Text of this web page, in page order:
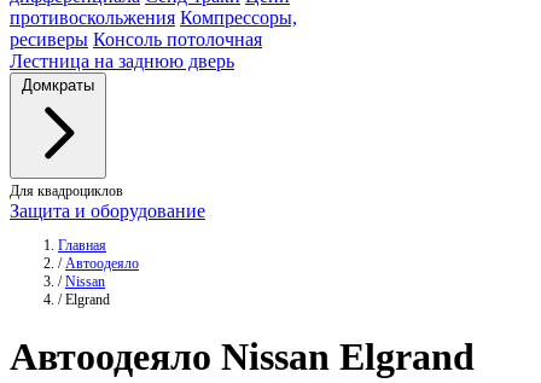
противоскольжения Компрессоры,
ресиверы Консоль потолочная
Лестница на заднюю дверь
Домкраты
Для квадроциклов
Защита и оборудование
Главная
/ Автоодеяло
/ Nissan
/ Elgrand
Автоодеяло Nissan Elgrand